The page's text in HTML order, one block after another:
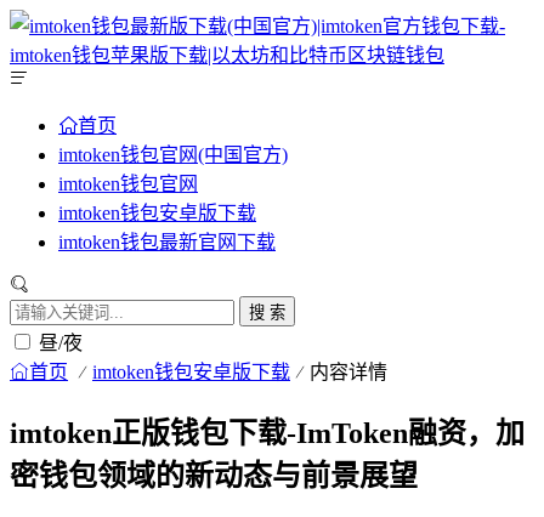
首页
imtoken钱包官网(中国官方)
imtoken钱包官网
imtoken钱包安卓版下载
imtoken钱包最新官网下载
搜 索
昼/夜
首页 imtoken钱包安卓版下载 内容详情
imtoken正版钱包下载-ImToken融资，加
密钱包领域的新动态与前景展望